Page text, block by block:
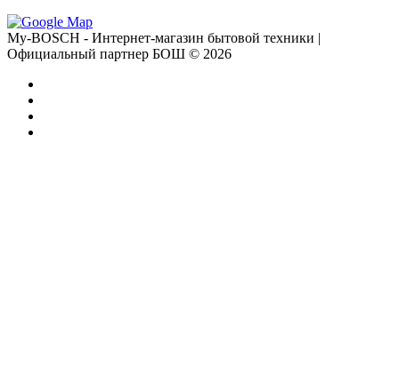
My-BOSCH - Интернет-магазин бытовой техники |
Официальный партнер БОШ © 2026